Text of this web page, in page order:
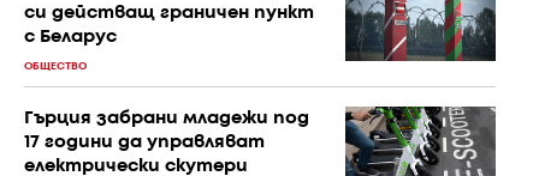
си действащ граничен пункт
с Беларус
ОБЩЕСТВО
Гърция забрани младежи под
17 години да управляват
електрически скутери